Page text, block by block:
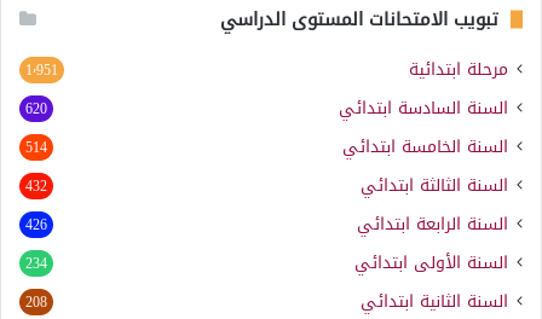
تبويب الامتحانات المستوى الدراسي
مرحلة ابتدائية 1٬951
السنة السادسة ابتدائي 620
السنة الخامسة ابتدائي 514
السنة الثالثة ابتدائي 432
السنة الرابعة ابتدائي 426
السنة الأولى ابتدائي 234
السنة الثانية ابتدائي 208